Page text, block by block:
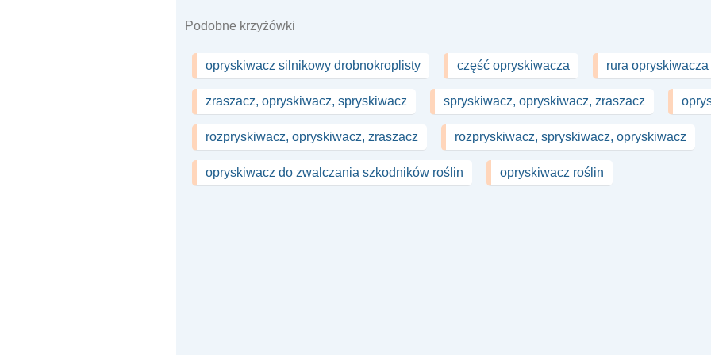
Podobne krzyżówki
opryskiwacz silnikowy drobnokroplisty część opryskiwacza rura opryskiwacza
zraszacz, opryskiwacz, spryskiwacz spryskiwacz, opryskiwacz, zraszacz
rozpryskiwacz, opryskiwacz, zraszacz rozpryskiwacz, spryskiwacz, opryskiwacz
opryskiwacz do zwalczania szkodników roślin opryskiwacz roślin